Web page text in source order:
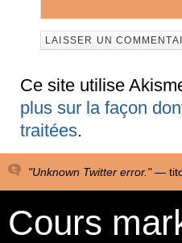
Ce site utilise
plus sur la façon
traitées.
"Unknown Twitter error." —
Cours